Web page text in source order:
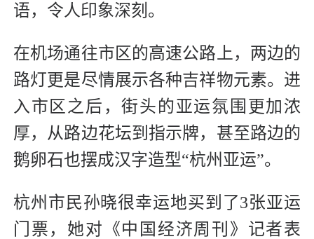
语，令人印象深刻。
在机场通往市区的高速公路上，两边的
路灯更是尽情展示各种吉祥物元素。进
入市区之后，街头的亚运氛围更加浓
厚，从路边花坛到指示牌，甚至路边的
鹅卵石也摆成汉字造型“杭州亚运”。
杭州市民孙晓很幸运地买到了3张亚运
门票，她对《中国经济周刊》记者表